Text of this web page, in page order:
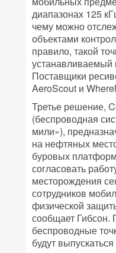
диапазонах 125
чему можно
объектами
правило, такой
Поставщики
AeroScout и
Третье решение,
(беспроводная
мили»),
на нефтяных
буровых
согласовать
месторождения
сотрудников
физической
сообщает Гибсон.
беспроводные
будут